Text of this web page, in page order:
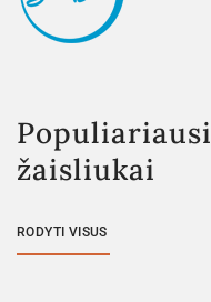
Populiariausi
žaisliukai
RODYTI VISUS